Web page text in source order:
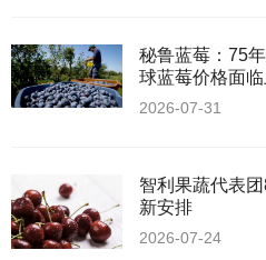
秘鲁蓝莓：75年
球蓝莓价格面
2026-07-31
智利果蔬代表团8月访华 敲
新安排
2026-07-24